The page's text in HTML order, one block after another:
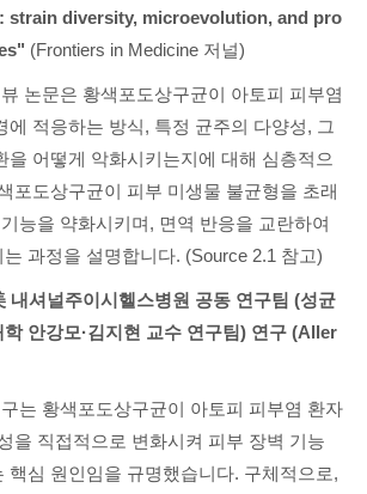
strain diversity, microevolution, and pro
(Frontiers in Medicine 저널)
논문은 황색포도상구균이 아토피 피부염
에 적응하는 방식, 특정 균주의 다양성, 그
을 어떻게 악화시키는지에 대해 심층적으
포도상구균이 피부 미생물 불균형을 초래
능을 약화시키며, 면역 반응을 교란하여
과정을 설명합니다. (Source 2.1 참고)
내셔널주이시헬스병원 공동 연구팀 (성균
안강모·김지현 교수 연구팀) 연구 (Aller
는 황색포도상구균이 아토피 피부염 환자
을 직접적으로 변화시켜 피부 장벽 기능
핵심 원인임을 규명했습니다. 구체적으로,